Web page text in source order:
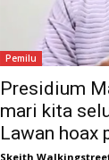
Pemilu
Presidium
mari kita
Lawan hoax
Skeith